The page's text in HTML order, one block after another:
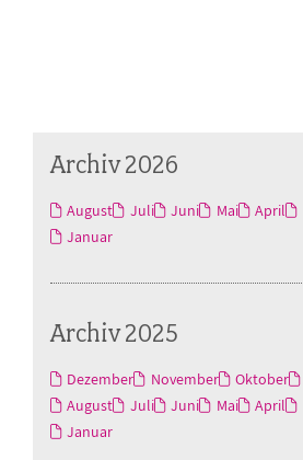
Archiv 2026
August Juli Juni Mai April
Januar
Archiv 2025
Dezember November Oktober
August
Juli Juni Mai April
Januar